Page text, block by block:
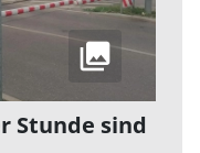
Stunde sind